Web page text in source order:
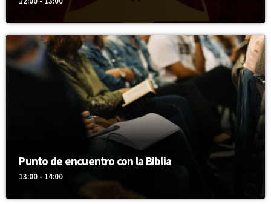
Punto de encuentro con la Biblia
13:00 - 14:00